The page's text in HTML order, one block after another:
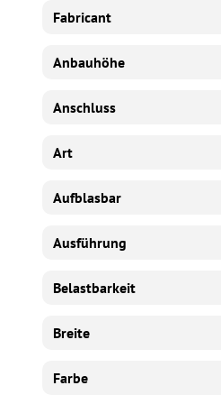
Fabricant
Anbauhöhe
Anschluss
Art
Aufblasbar
Ausführung
Belastbarkeit
Breite
Farbe